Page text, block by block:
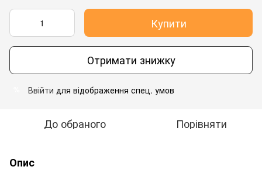
Купити
Отримати знижку
Ввійти для відображення спец. умов
До обраного Порівняти
Опис